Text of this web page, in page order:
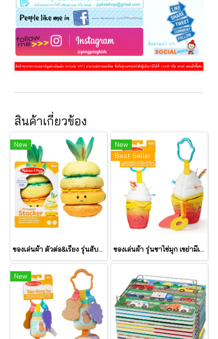
สินค้าเกี่ยวข้อง
New
ของเล่นผ้า ตัวต่อ&เรียง รุ่นสับปะรด เขย่ามีเสียง Pineapple Stacker รุ่น 30743 ยี่ห้อ Melissa & Doug
New
Best Seller
ของเล่นผ้า รุ่นชาไข่มุก เขย่ามีเสียง Bubble Tea Take Along Toy รุ่น 30744 ยี่ห้อ Melissa & Doug
New